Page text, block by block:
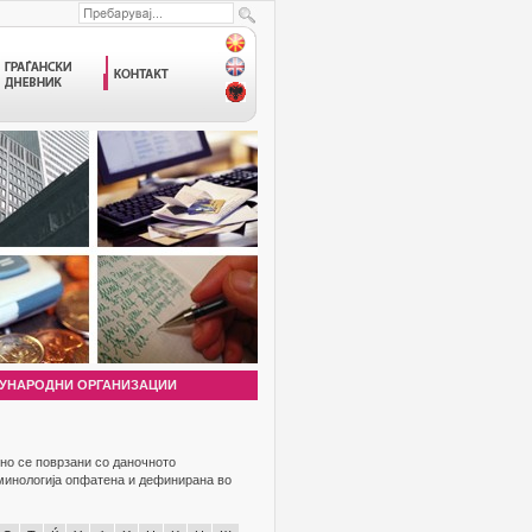
ОРГАНИЗАЦИИ
се поврзани со даночното
опфатена и дефинирана во